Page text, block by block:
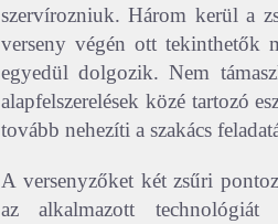
szervírozniuk. Három kerül a
verseny végén ott tekinthetők
egyedül dolgozik. Nem
alapfelszerelések közé tartozó
tovább nehezíti a szakács
A versenyzőket két zsűri
az alkalmazott technológiát